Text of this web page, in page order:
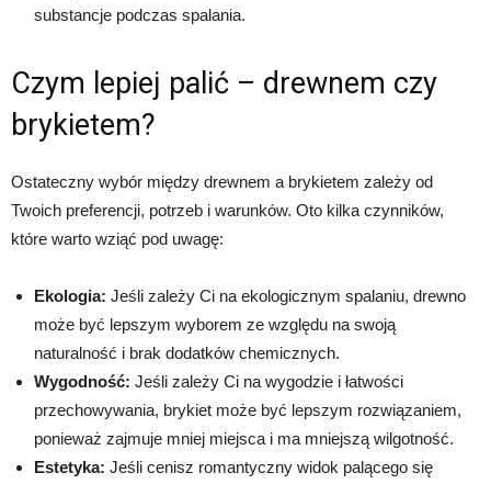
substancje podczas spalania.
Czym lepiej palić – drewnem czy
brykietem?
Ostateczny wybór między drewnem a brykietem zależy od
Twoich preferencji, potrzeb i warunków. Oto kilka czynników,
które warto wziąć pod uwagę:
Ekologia: Jeśli zależy Ci na ekologicznym spalaniu, drewno
może być lepszym wyborem ze względu na swoją
naturalność i brak dodatków chemicznych.
Wygodność: Jeśli zależy Ci na wygodzie i łatwości
przechowywania, brykiet może być lepszym rozwiązaniem,
ponieważ zajmuje mniej miejsca i ma mniejszą wilgotność.
Estetyka: Jeśli cenisz romantyczny widok palącego się